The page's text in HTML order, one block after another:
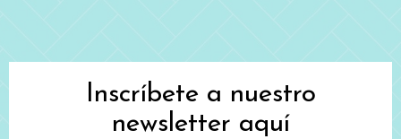
Inscríbete a nuestro
newsletter aquí